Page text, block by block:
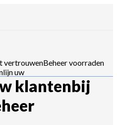
vertrouwenBeheer voorraden
uw
menu-
costPlan
aan HACCP-vereisten
Stuur met Claude,
klantenbij